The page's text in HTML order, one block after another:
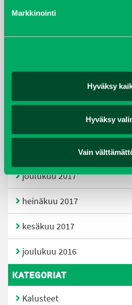
Markkinointi
Hyväksy
Hyväksy
Vain
huhtikuu 2019
helmikuu 2019
tammikuu 2018
joulukuu 2017
heinäkuu 2017
kesäkuu 2017
joulukuu 2016
KATEGORIAT
Kalusteet